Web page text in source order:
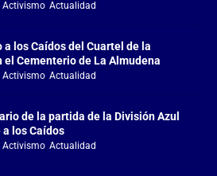
|Activismo,Actualidad
a los Caídos del Cuartel de la
el Cementerio de La Almudena
|Activismo,Actualidad
de la partida de la División Azul
los Caídos
|Activismo,Actualidad